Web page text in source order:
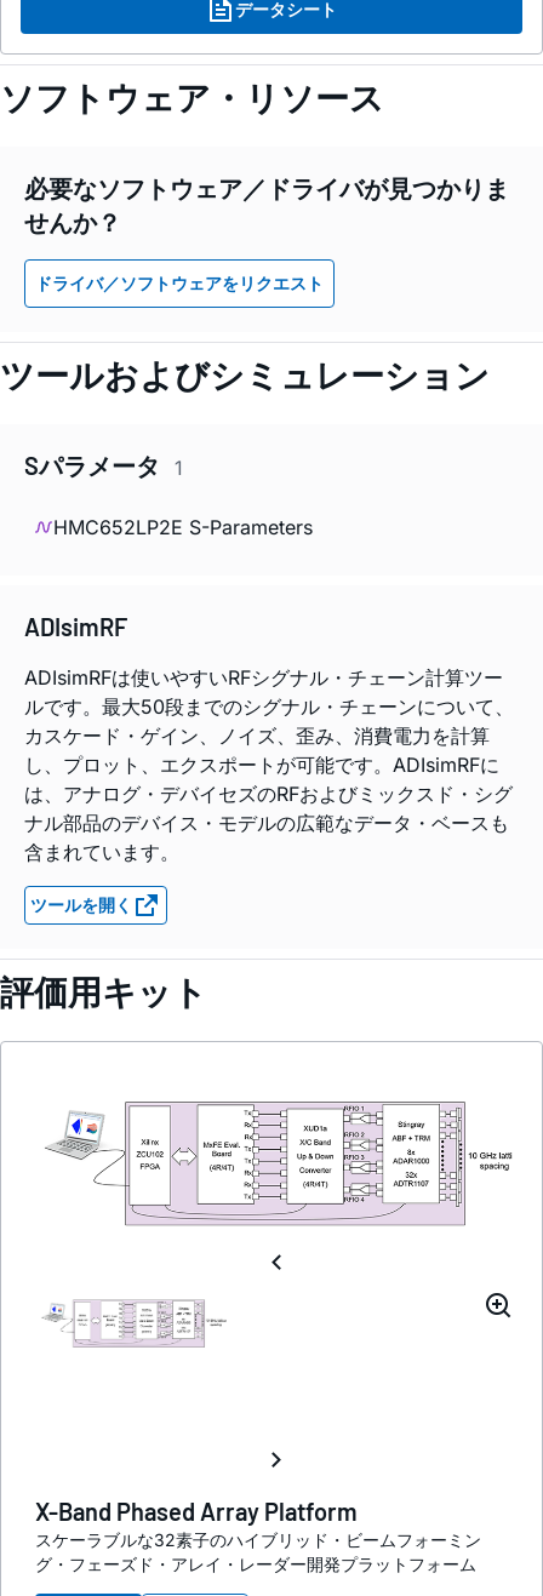
データシート
ソフトウェア・リソース
必要なソフトウェア／ドライバが見つかりま
せんか？
ドライバ／ソフトウェアをリクエスト
ツールおよびシミュレーション
Sパラメータ 1
HMC652LP2E S-Parameters
ADIsimRF
ADIsimRFは使いやすいRFシグナル・チェーン計算ツー
ルです。最大50段までのシグナル・チェーンについて、
カスケード・ゲイン、ノイズ、歪み、消費電力を計算
し、プロット、エクスポートが可能です。ADIsimRFに
は、アナログ・デバイセズのRFおよびミックスド・シグ
ナル部品のデバイス・モデルの広範なデータ・ベースも
含まれています。
ツールを開く
評価用キット
X-Band Phased Array Platform
スケーラブルな32素子のハイブリッド・ビームフォーミン
グ・フェーズド・アレイ・レーダー開発プラットフォーム